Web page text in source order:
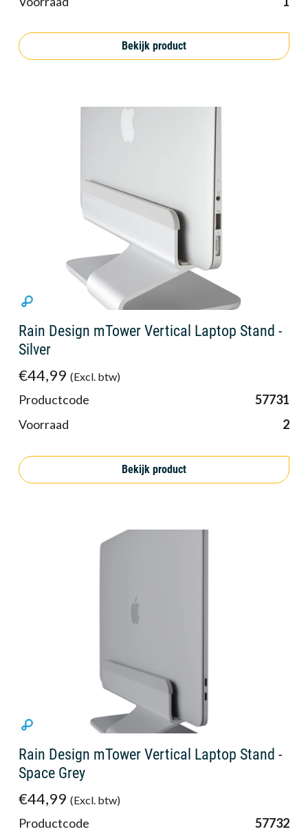
Bekijk product
Rain Design mTower Vertical Laptop Stand -
Silver
€44,99 (Excl. btw)
Productcode
57731
Voorraad
2
Bekijk product
Rain Design mTower Vertical Laptop Stand -
Space Grey
€44,99 (Excl. btw)
Productcode
57732